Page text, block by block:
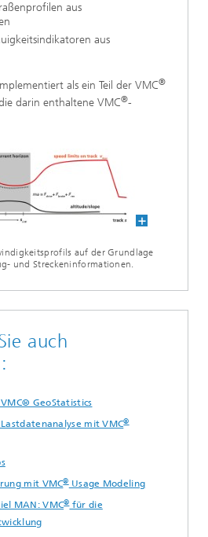
aus
aus
als ein Teil der VMC®
darin enthaltene VMC®-
auf der Grundlage
und Streckeninformationen.
auch
GeoStatistics
mit VMC®
mit VMC®Usage Modeling
MAN: VMC®für die